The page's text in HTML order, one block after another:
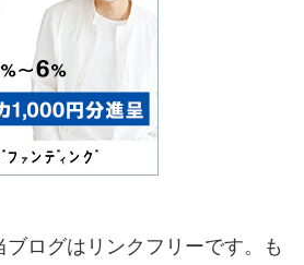
ログはリンクフリーです。も